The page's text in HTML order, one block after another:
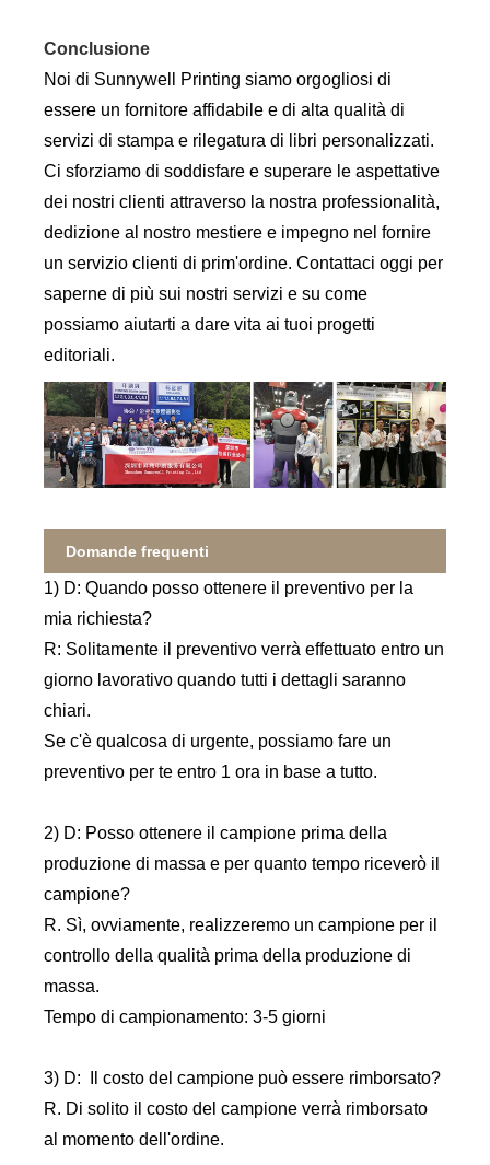
Conclusione
Noi di Sunnywell Printing siamo orgogliosi di
essere un fornitore affidabile e di alta qualità di
servizi di stampa e rilegatura di libri personalizzati.
Ci sforziamo di soddisfare e superare le aspettative
dei nostri clienti attraverso la nostra professionalità,
dedizione al nostro mestiere e impegno nel fornire
un servizio clienti di prim'ordine. Contattaci oggi per
saperne di più sui nostri servizi e su come
possiamo aiutarti a dare vita ai tuoi progetti
editoriali.
Domande frequenti
1) D: Quando posso ottenere il preventivo per la
mia richiesta?
R: Solitamente il preventivo verrà effettuato entro un
giorno lavorativo quando tutti i dettagli saranno
chiari.
Se c'è qualcosa di urgente, possiamo fare un
preventivo per te entro 1 ora in base a tutto.
2) D: Posso ottenere il campione prima della
produzione di massa e per quanto tempo riceverò il
campione?
R. Sì, ovviamente, realizzeremo un campione per il
controllo della qualità prima della produzione di
massa.
Tempo di campionamento: 3-5 giorni
3) D: Il costo del campione può essere rimborsato?
R. Di solito il costo del campione verrà rimborsato
al momento dell'ordine.